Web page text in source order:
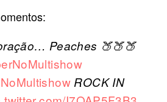
Peaches 🍑🍑🍑
ROCK IN